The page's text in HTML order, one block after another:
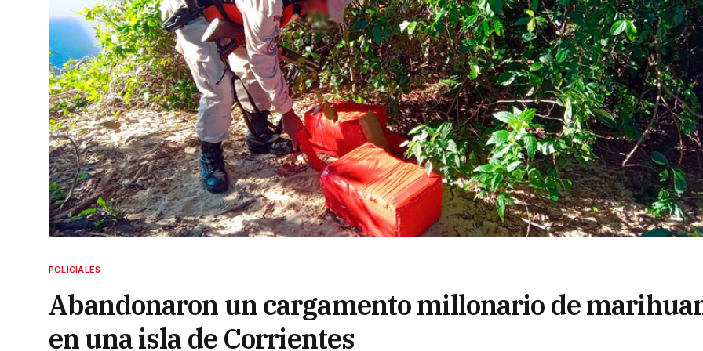
POLICIALES
Abandonaron un cargamento millonario de
en una isla de Corrientes